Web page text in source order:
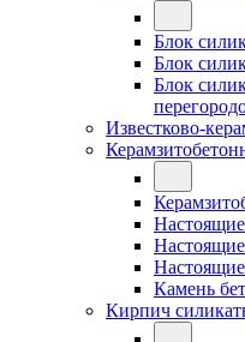
Блок
Блок
Блок
Известково-
Камень
Кирпич